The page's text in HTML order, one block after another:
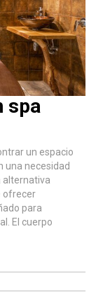
spa
un espacio
una necesidad
alternativa
ofrecer
para
El cuerpo